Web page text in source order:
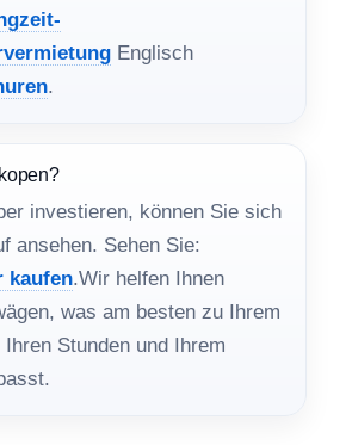
Englisch
.
investieren, können Sie sich
ansehen. Sehen Sie:
kaufen.Wir helfen Ihnen
was am besten zu Ihrem
Ihren Stunden und Ihrem